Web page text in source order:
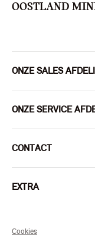
OOSTLAND
ONZE SALES
ONZE SERVICE
CONTACT
EXTRA
Cookies